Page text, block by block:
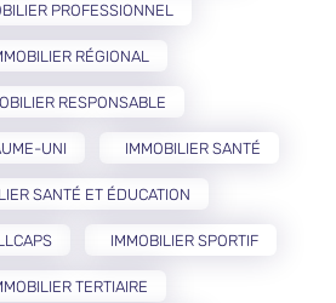
PROFESSIONNEL
RÉGIONAL
RESPONSABLE
UNI IMMOBILIER SANTÉ
SANTÉ ET ÉDUCATION
IMMOBILIER SPORTIF
TERTIAIRE